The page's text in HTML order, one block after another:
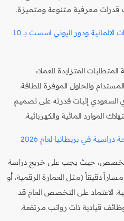
قدرات معرفية متنوعة ومتميزة.
التسجيل في الجامعات الالمانية ودور اليوني اسست بـ 10
المتزايدة للعملاء
والحلول الموفرة للطاقة.
السعودي إثبات قدرته على تصميم
الموارد المائية والكهربائية.
في بريطانيا لعام 2026
حيث يجب على خريج دراسة
دقيقاً (مثل العمارة الرقمية، أو
الاعتماد على التخصص العام قد
قيادية ذات رواتب مرتفعة.